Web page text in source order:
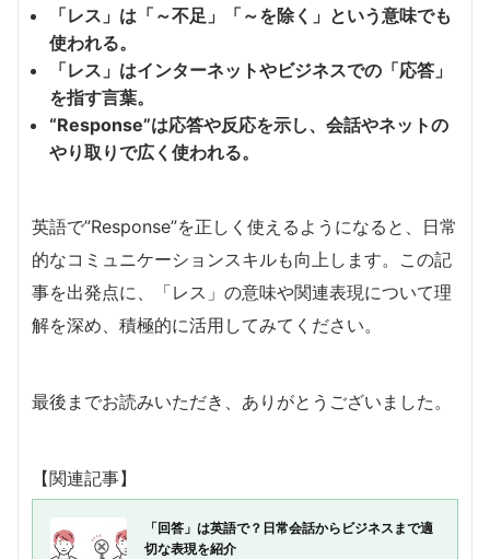
「レス」は「～不足」「～を除く」という意味でも
使われる。
「レス」はインターネットやビジネスでの「応答」
を指す言葉。
“Response”は応答や反応を示し、会話やネットの
やり取りで広く使われる。
英語で”Response”を正しく使えるようになると、日常
的なコミュニケーションスキルも向上します。この記
事を出発点に、「レス」の意味や関連表現について理
解を深め、積極的に活用してみてください。
最後までお読みいただき、ありがとうございました。
【関連記事】
「回答」は英語で？日常会話からビジネスまで適
切な表現を紹介